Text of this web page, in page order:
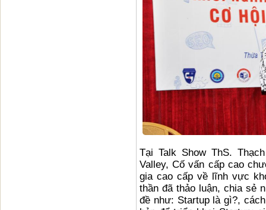
Tại Talk Show ThS.
Valley, Cố vấn cấp cao
gia cao cấp về lĩnh vực
thần đã thảo luận, chia sẻ
đề như: Startup là gì?,